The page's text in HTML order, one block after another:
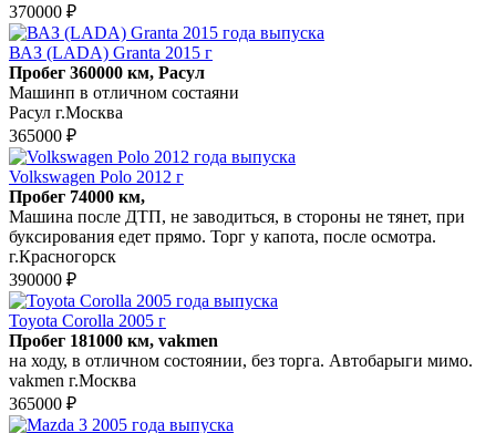
370000 ₽
ВАЗ (LADA) Granta 2015 г
Пробег 360000 км, Расул
Машинп в отличном состаяни
Расул г.Москва
365000 ₽
Volkswagen Polo 2012 г
Пробег 74000 км,
Машина после ДТП, не заводиться, в стороны не тянет, при
буксирования едет прямо. Торг у капота, после осмотра.
г.Красногорск
390000 ₽
Toyota Corolla 2005 г
Пробег 181000 км, vakmen
на ходу, в отличном состоянии, без торга. Автобарыги мимо.
vakmen г.Москва
365000 ₽